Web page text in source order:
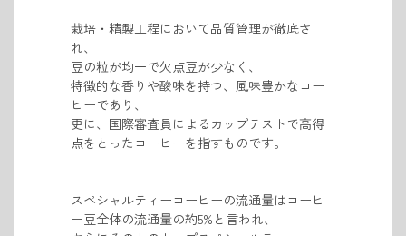
栽培・精製工程において品質管理が徹底さ
れ、
豆の粒が均一で欠点豆が少なく、
特徴的な香りや酸味を持つ、風味豊かなコー
ヒーであり、
更に、国際審査員によるカップテストで高得
点をとったコーヒーを指すものです。
スペシャルティーコーヒーの流通量はコーヒ
ー豆全体の流通量の約5%と言われ、